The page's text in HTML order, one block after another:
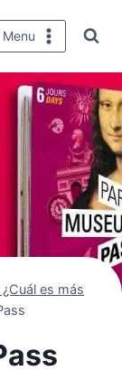
Menu
es más